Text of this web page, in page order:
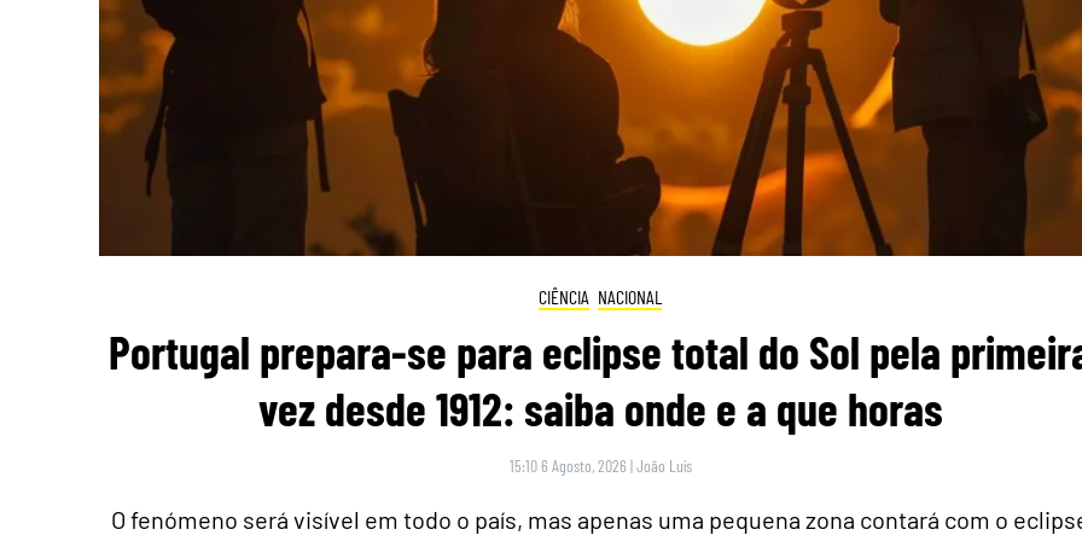
CIÊNCIA NACIONAL
Portugal prepara-se para eclipse total do Sol pela
vez desde 1912: saiba onde e a que horas
15:10 6 Agosto, 2026 |João Luís
O fenómeno será visível em todo o país, mas apenas uma pequena zona contará com o